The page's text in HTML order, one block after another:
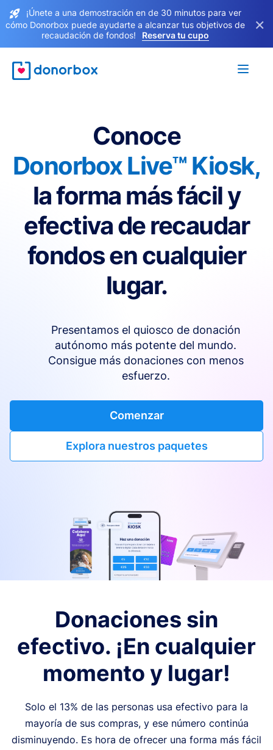
¡Únete a una demostración en de 30 minutos para ver
cómo Donorbox puede ayudarte a alcanzar tus objetivos de
recaudación de fondos!
Reserva tu cupo
×
Conoce
Donorbox Live™ Kiosk,
la forma más fácil y
efectiva de recaudar
fondos en cualquier
lugar.
Presentamos el quiosco de donación
autónomo más potente del mundo.
Consigue más donaciones con menos
esfuerzo.
Comenzar
Explora nuestros paquetes
Donaciones sin
efectivo. ¡En cualquier
momento y lugar!
Solo el 13% de las personas usa efectivo para la
mayoría de sus compras, y ese número continúa
disminuyendo. Es hora de ofrecer una forma más fácil